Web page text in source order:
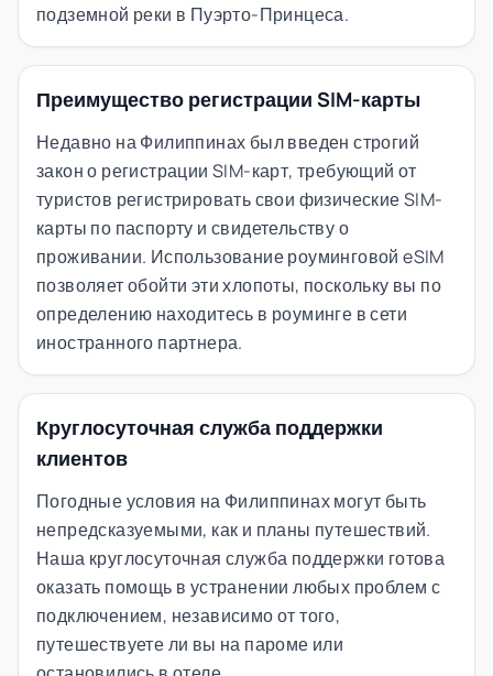
подземной реки в Пуэрто-Принцеса.
Преимущество регистрации SIM-карты
Недавно на Филиппинах был введен строгий
закон о регистрации SIM-карт, требующий от
туристов регистрировать свои физические SIM-
карты по паспорту и свидетельству о
проживании. Использование роуминговой eSIM
позволяет обойти эти хлопоты, поскольку вы по
определению находитесь в роуминге в сети
иностранного партнера.
Круглосуточная служба поддержки
клиентов
Погодные условия на Филиппинах могут быть
непредсказуемыми, как и планы путешествий.
Наша круглосуточная служба поддержки готова
оказать помощь в устранении любых проблем с
подключением, независимо от того,
путешествуете ли вы на пароме или